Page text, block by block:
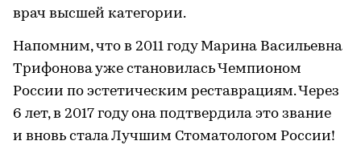
врач высшей категории.
Напомним, что в 2011 году Марина Васильевна
Трифонова уже становилась Чемпионом
России по эстетическим реставрациям. Через
6 лет, в 2017 году она подтвердила это звание
и вновь стала Лучшим Стоматологом России!